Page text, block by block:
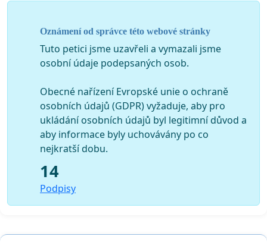
Oznámení od správce této webové stránky
Tuto petici jsme uzavřeli a vymazali jsme
osobní údaje podepsaných osob.
Obecné nařízení Evropské unie o ochraně
osobních údajů (GDPR) vyžaduje, aby pro
ukládání osobních údajů byl legitimní důvod a
aby informace byly uchovávány po co
nejkratší dobu.
14
Podpisy